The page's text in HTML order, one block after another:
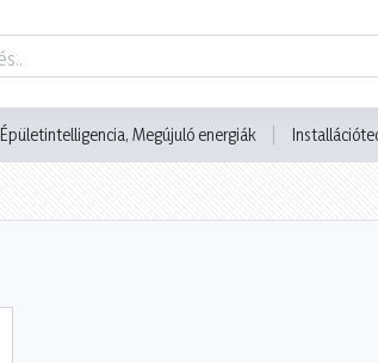
Épületintelligencia, Megújuló energiák